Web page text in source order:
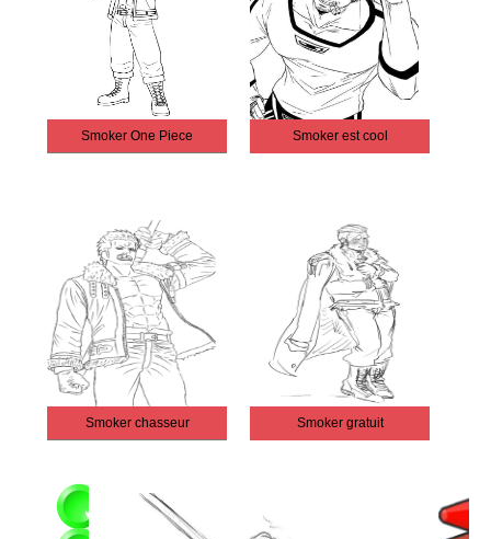
Smoker One Piece Smoker est cool
Smoker chasseur Smoker gratuit